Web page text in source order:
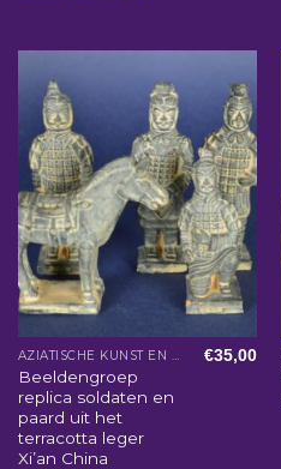
AZIATISCHE KUNST EN WOONACCESSOIRES
Beeldengroep
replica soldaten en
paard uit het
terracotta leger
Xi’an China
€35,00